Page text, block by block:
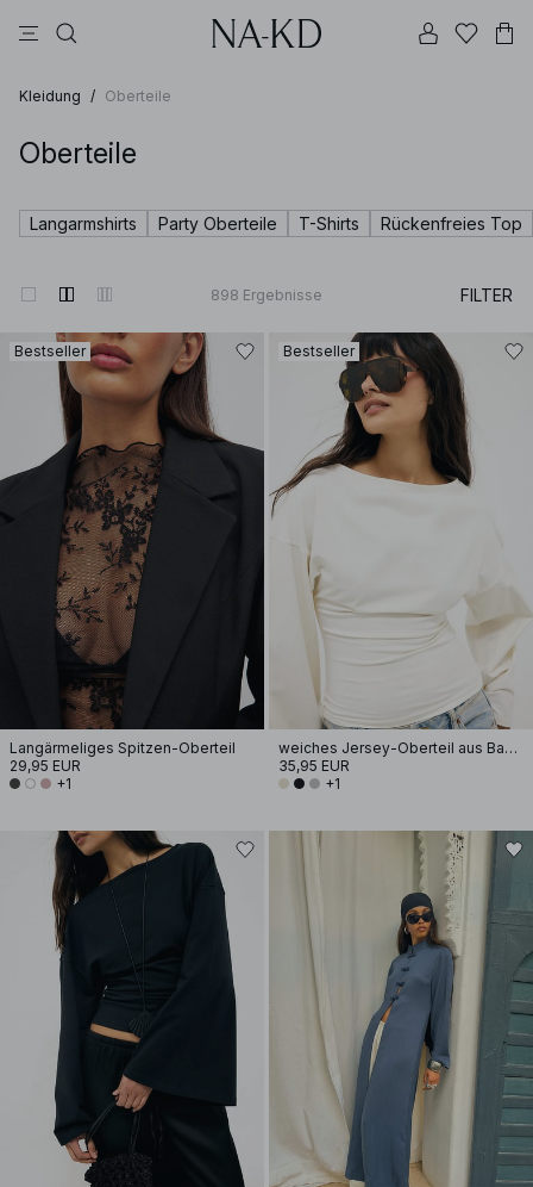
Kleidung / Oberteile
Oberteile
Langarmshirts Party Oberteile T-Shirts Rückenfreies Top
898 Ergebnisse FILTER
Bestseller
Langärmeliges Spitzen-Oberteil
29,95 EUR
+1
Bestseller
weiches Jersey-Oberteil aus Baumwolle mit weiten Ärmeln
35,95 EUR
+1